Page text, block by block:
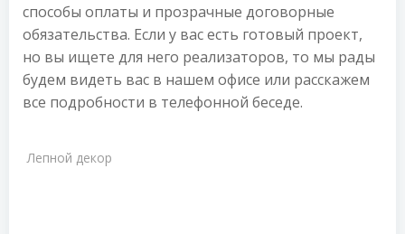
способы оплаты и прозрачные договорные
обязательства. Если у вас есть готовый проект,
но вы ищете для него реализаторов, то мы рады
будем видеть вас в нашем офисе или расскажем
все подробности в телефонной беседе.
Лепной декор